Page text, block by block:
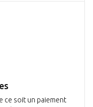
ce soit un paiement